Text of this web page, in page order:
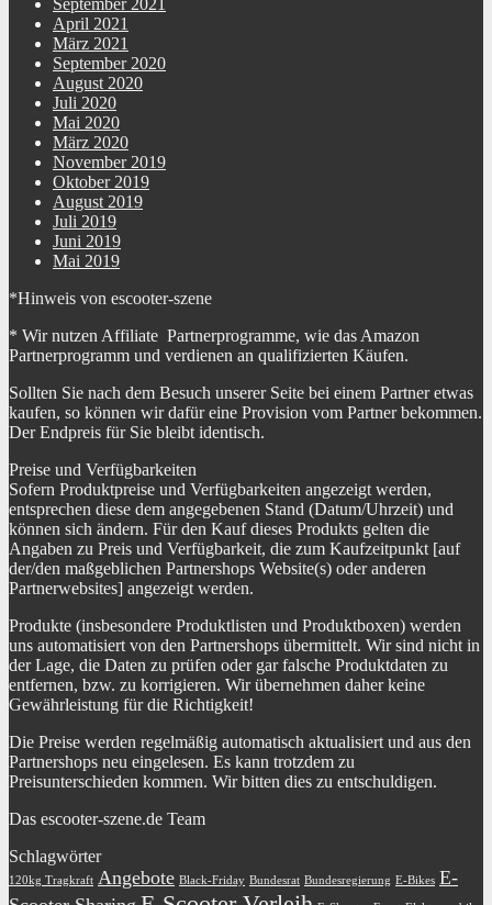
September 2021
April 2021
März 2021
September 2020
August 2020
Juli 2020
Mai 2020
März 2020
November 2019
Oktober 2019
August 2019
Juli 2019
Juni 2019
Mai 2019
*Hinweis von escooter-szene
* Wir nutzen Affiliate Partnerprogramme, wie das Amazon
Partnerprogramm und verdienen an qualifizierten Käufen.
Sollten Sie nach dem Besuch unserer Seite bei einem Partner etwas
kaufen, so können wir dafür eine Provision vom Partner bekommen.
Der Endpreis für Sie bleibt identisch.
Preise und Verfügbarkeiten
Sofern Produktpreise und Verfügbarkeiten angezeigt werden,
entsprechen diese dem angegebenen Stand (Datum/Uhrzeit) und
können sich ändern. Für den Kauf dieses Produkts gelten die
Angaben zu Preis und Verfügbarkeit, die zum Kaufzeitpunkt [auf
der/den maßgeblichen Partnershops Website(s) oder anderen
Partnerwebsites] angezeigt werden.
Produkte (insbesondere Produktlisten und Produktboxen) werden
uns automatisiert von den Partnershops übermittelt. Wir sind nicht in
der Lage, die Daten zu prüfen oder gar falsche Produktdaten zu
entfernen, bzw. zu korrigieren. Wir übernehmen daher keine
Gewährleistung für die Richtigkeit!
Die Preise werden regelmäßig automatisch aktualisiert und aus den
Partnershops neu eingelesen. Es kann trotzdem zu
Preisunterschieden kommen. Wir bitten dies zu entschuldigen.
Das escooter-szene.de Team
Schlagwörter
120kg Tragkraft Angebote Black-Friday Bundesrat Bundesregierung E-Bikes E-